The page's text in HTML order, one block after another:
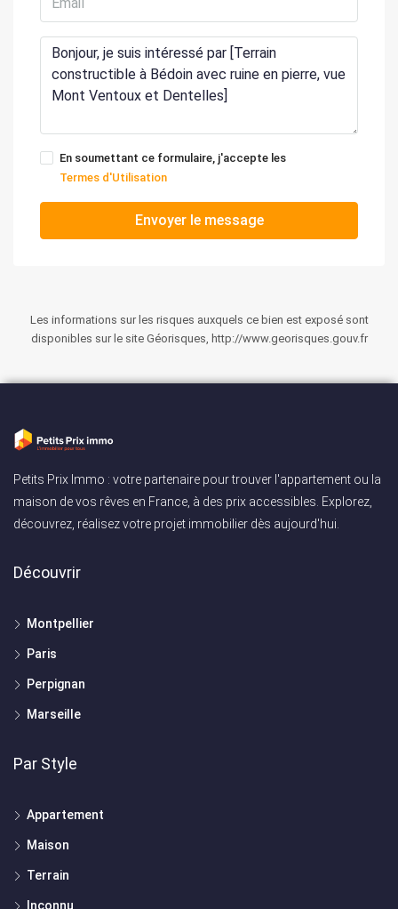
En soumettant ce formulaire, j'accepte les
Termes d'Utilisation
Envoyer le message
Les informations sur les risques auxquels ce bien est exposé sont
disponibles sur le site Géorisques, http://www.georisques.gouv.fr
Petits Prix Immo : votre partenaire pour trouver l'appartement ou la
maison de vos rêves en France, à des prix accessibles. Explorez,
découvrez, réalisez votre projet immobilier dès aujourd'hui.
Découvrir
Montpellier
Paris
Perpignan
Marseille
Par Style
Appartement
Maison
Terrain
Inconnu